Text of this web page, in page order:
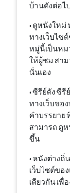
บ้านดังต่อไ
• ดูหนังให
ทางเว็บไซ
หมู่นี้เป็นหม
ให้ผู้ชม สา
นั่นเอง
• ซีรีย์ดัง ซี
ทางเว็บขอ
คำบรรยาย
สามารถ ดูห
ขึ้น
• หนังต่าง
เว็บไซต์ขอ
เดียวกัน เพื่